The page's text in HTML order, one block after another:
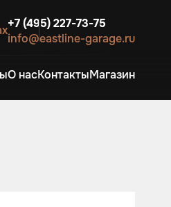
+7 (495) 227-73-75
info@eastline-garage.ru
О насКонтактыМагазин